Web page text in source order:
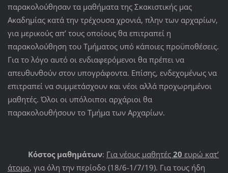
παρακολούθησαν τα μαθήματα της Σκακιστικής μας
Ακαδημίας κατά την τρέχουσα χρονιά, πλην των αρχαρίων,
για μερικούς απ’ τους οποίους θα επιτραπεί η
παρακολούθηση του Τμήματος υπό κάποιες προϋποθέσεις.
Για το λόγο αυτό οι ενδιαφερόμενοι θα πρέπει να
απευθυνθούν στον υπογράφοντα. Επίσης, ενδεχομένως να
επιτραπεί να συμμετάσχουν και νέοι αλλά προχωρημένοι
μαθητές. Όλοι οι υπόλοιποι αρχάριοι θα
παρακολουθήσουν το Τμήμα των Αρχαρίων.
Κόστος μαθημάτων: Για νέους μαθητές 20 ευρώ κατ’
άτομο, για όλη την περίοδο (18/6-1/7/19). Για τους ήδη